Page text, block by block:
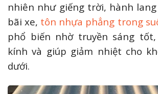
nhiên như giếng trời, hành
bãi xe, tôn nhựa phẳng trong
phổ biến nhờ truyền sáng
kính và giúp giảm nhiệt cho
dưới.